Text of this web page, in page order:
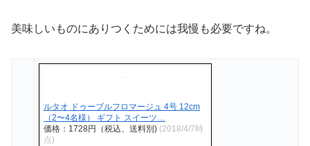
美味しいものにありつくためには我慢も必要ですね。
ルタオ ドゥーブルフロマージュ 4号 12cm
（2〜4名様） ギフト スイーツ…
価格：1728円（税込、送料別) (2018/4/7時
点)